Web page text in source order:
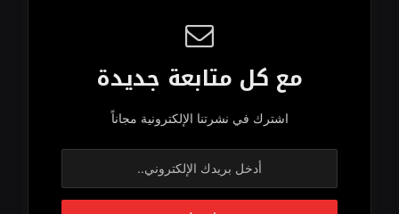
مع كل متابعة جديدة
اشترك في نشرتنا الإلكترونية مجاناً